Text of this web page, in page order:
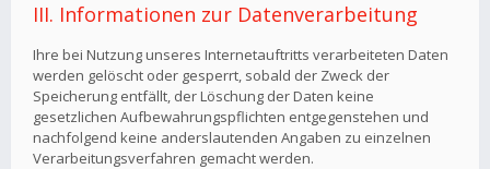
III. Informationen zur Datenverarbeitung
Ihre bei Nutzung unseres Internetauftritts verarbeiteten Daten
werden gelöscht oder gesperrt, sobald der Zweck der
Speicherung entfällt, der Löschung der Daten keine
gesetzlichen Aufbewahrungspflichten entgegenstehen und
nachfolgend keine anderslautenden Angaben zu einzelnen
Verarbeitungsverfahren gemacht werden.